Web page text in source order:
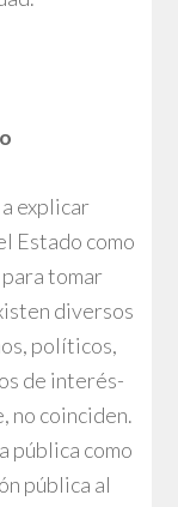
explicar
Estado como
tomar
diversos
políticos,
de interés-
no coinciden.
pública como
pública al